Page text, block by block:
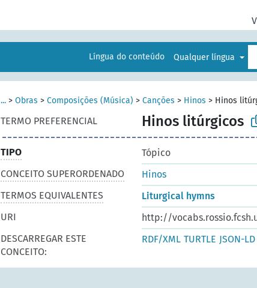
Língua do conteúdo Qualquer língua
... > Obras > Composições (Música) > Canções > Hinos > Hinos
TERMO PREFERENCIAL Hinos litúrgicos
TIPO
Tópico
CONCEITO SUPERORDENADO
Hinos
TERMOS EQUIVALENTES
Liturgical hymns
URI
http://
DESCARREGAR ESTE
CONCEITO:
RDF/XML TURTLE JSON-LD